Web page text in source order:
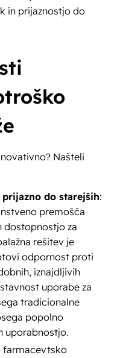
in prijaznostjo do
Našteli
do starejših:
premošča
dostopnostjo za
rešitev je
odpornost proti
iznajdljivih
uporabe za
tradicionalne
popolno
uporabnostjo.
farmacevtsko